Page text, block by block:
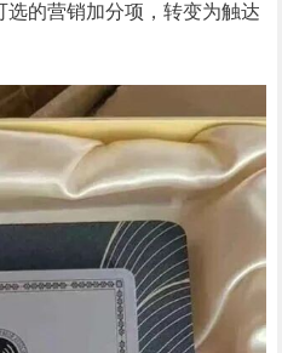
的营销加分项，转变为触达